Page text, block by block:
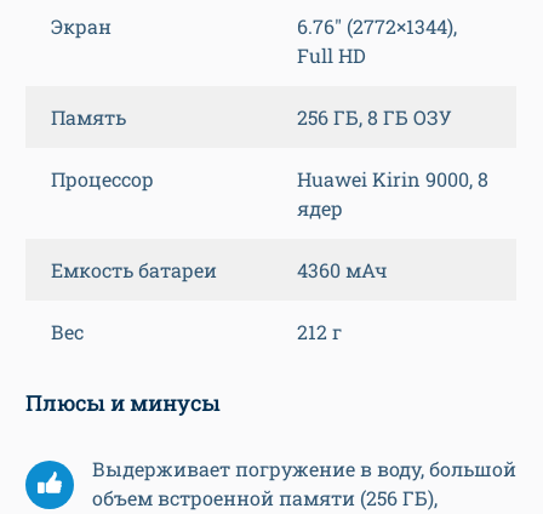
Экран
6.76″ (2772×1344),
Full HD
Память 256 ГБ, 8 ГБ ОЗУ
Процессор
Huawei Kirin 9000, 8
ядер
Емкость батареи 4360 мАч
Вес 212 г
Плюсы и минусы
Выдерживает погружение в воду, большой
объем встроенной памяти (256 ГБ),